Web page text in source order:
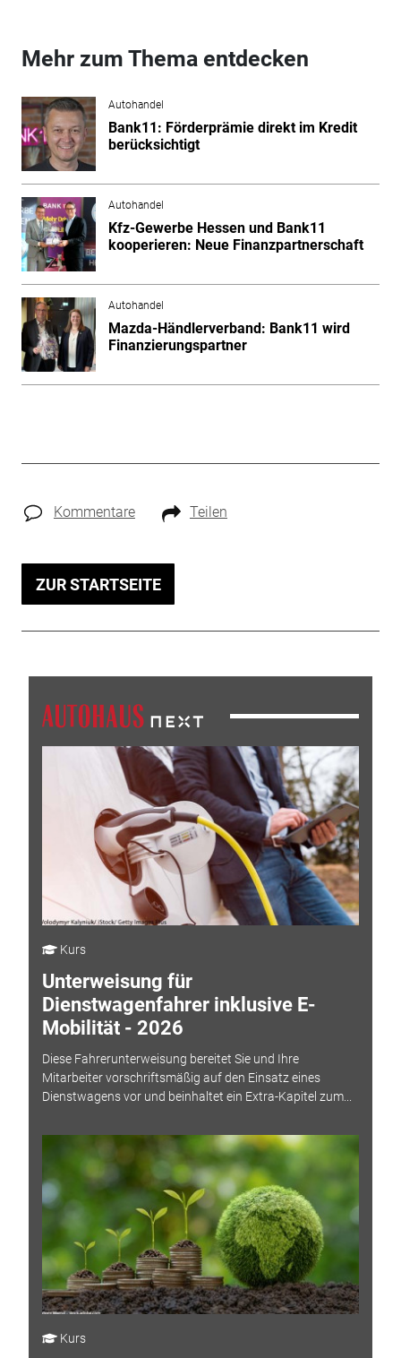
Mehr zum Thema entdecken
Autohandel
Bank11: Förderprämie direkt im Kredit
berücksichtigt
Autohandel
Kfz-Gewerbe Hessen und Bank11
kooperieren: Neue Finanzpartnerschaft
Autohandel
Mazda-Händlerverband: Bank11 wird
Finanzierungspartner
Kommentare Teilen
ZUR STARTSEITE
Kurs
Unterweisung für
Dienstwagenfahrer inklusive E-
Mobilität - 2026
Diese Fahrerunterweisung bereitet Sie und Ihre
Mitarbeiter vorschriftsmäßig auf den Einsatz eines
Dienstwagens vor und beinhaltet ein Extra-Kapitel zum...
Kurs